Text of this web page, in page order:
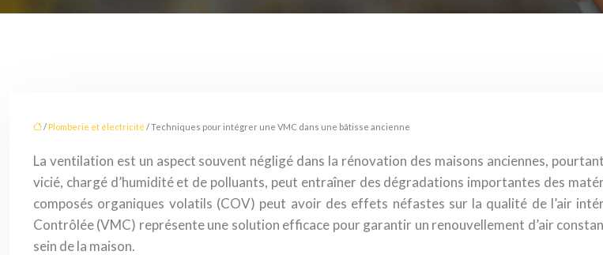
/ Plomberie et électricité / Techniques pour intégrer une VMC dans une bâtisse ancienne
La ventilation est un aspect souvent négligé dans la rénovation des maisons anciennes,
vicié, chargé d’humidité et de polluants, peut entraîner des dégradations importantes des
composés organiques volatils (COV) peut avoir des effets néfastes sur la qualité de l’air
Contrôlée (VMC) représente une solution efficace pour garantir un renouvellement d’air
sein de la maison.